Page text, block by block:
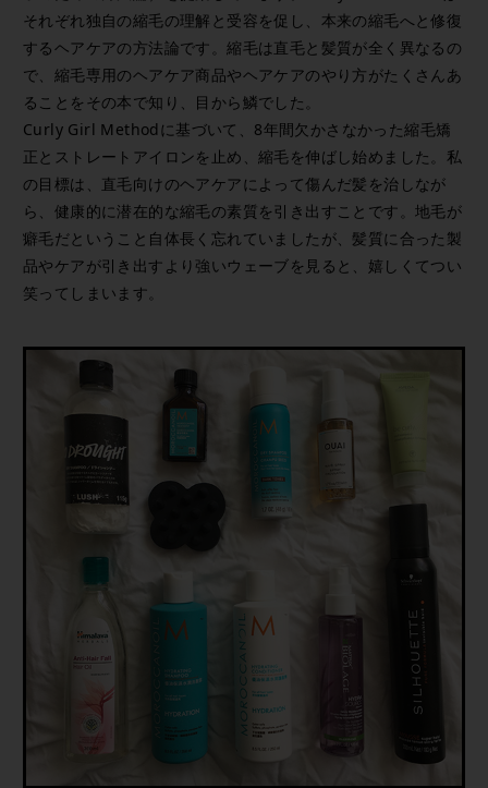
それぞれ独自の縮毛の理解と受容を促し、本来の縮毛へと修復
するヘアケアの方法論です。縮毛は直毛と髪質が全く異なるの
で、縮毛専用のヘアケア商品やヘアケアのやり方がたくさんあ
ることをその本で知り、目から鱗でした。
Curly Girl Methodに基づいて、8年間欠かさなかった縮毛矯
正とストレートアイロンを止め、縮毛を伸ばし始めました。私
の目標は、直毛向けのヘアケアによって傷んだ髪を治しなが
ら、健康的に潜在的な縮毛の素質を引き出すことです。地毛が
癖毛だということ自体長く忘れていましたが、髪質に合った製
品やケアが引き出すより強いウェーブを見ると、嬉しくてつい
笑ってしまいます。